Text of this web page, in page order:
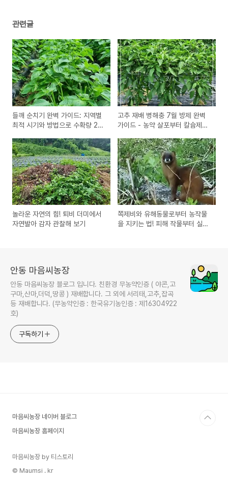
관련글
들깨 순치기 완벽 가이드: 지역별
최적 시기와 방법으로 수확량 2배
고추 재배 병해충 7월 방제 완벽
가이드 - 농약 살포부터 칼슘제까
놀라운 자연의 힘! 퇴비 더미에서
자연발아 감자 관찰해 보기
쪽제비와 유해동물로부터 농작물
을 지키는 법! 피해 작물부터 실전
안동 마음씨농장
안동 마음씨농장 블로그 입니다. 친환경 무농약인증 ( 야콘,고
구마,산마,더덕,땅콩 ) 재배합니다. 그 외에 서리태,고추,잡곡
등 재배합니다. (무농약인증 : 한국유기농인증 : 제16304922
호)
구독하기
마음씨농장 네이버 블로그
마음씨농장 홈페이지
마음씨농장 by 티스토리
© Maumsi . kr